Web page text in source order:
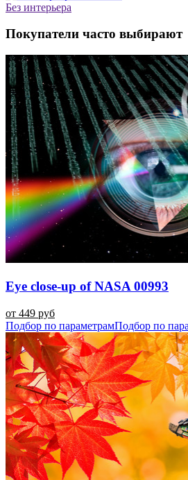
Без интерьера
Покупатели часто выбирают
Eye close-up of NASA 00993
от 449 руб
Подбор по параметрамПодбор по